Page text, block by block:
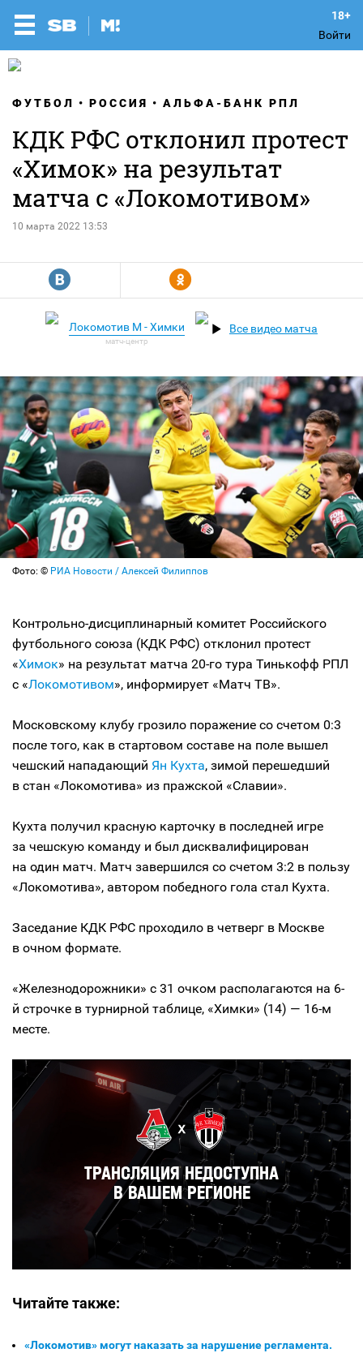
Войти
ФУТБОЛ РОССИЯ АЛЬФА-БАНК РПЛ
КДК РФС отклонил протест
«Химок» на результат
матча с «Локомотивом»
10 марта 2022 13:53
R Y
Локомотив М - Химки Все видео матча
Фото: © РИА Новости / Алексей Филиппов
Контрольно-дисциплинарный комитет Российского
футбольного союза (КДК РФС) отклонил протест
«Химок» на результат матча 20-го тура Тинькофф РПЛ
с «Локомотивом», информирует «Матч ТВ».
Московскому клубу грозило поражение со счетом 0:3
после того, как в стартовом составе на поле вышел
чешский нападающий Ян Кухта, зимой перешедший
в стан «Локомотива» из пражской «Славии».
Кухта получил красную карточку в последней игре
за чешскую команду и был дисквалифицирован
на один матч. Матч завершился со счетом 3:2 в пользу
«Локомотива», автором победного гола стал Кухта.
Заседание КДК РФС проходило в четверг в Москве
в очном формате.
«Железнодорожники» с 31 очком располагаются на 6-
й строчке в турнирной таблице, «Химки» (14) — 16-м
месте.
Читайте также:
«Локомотив» могут наказать за нарушение регламента.